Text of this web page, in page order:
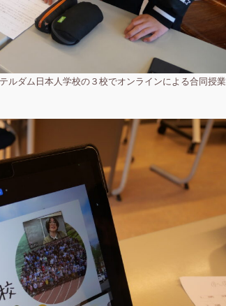
ルダム日本人学校の３校でオンラインによる合同授業